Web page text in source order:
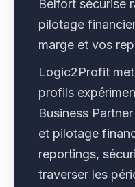
Belfort sécurise
pilotage
marge et vos
Logic2Profit
profils
Business
et pilotage
reportings,
traverser les